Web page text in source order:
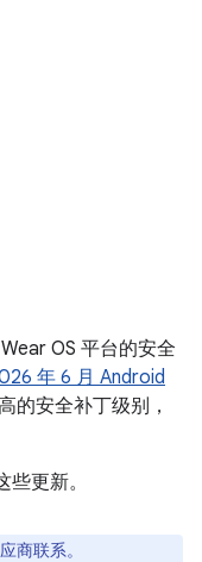
OS 平台的安全
年 6 月 Android
安全补丁级别，
更新。
商联系。